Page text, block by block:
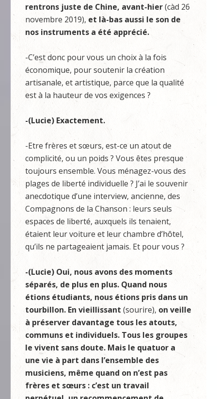
rentrons juste de Chine, avant-hier(càd 26
novembre 2019), et là-bas aussi le son de
nos instruments a été apprécié.
-C’est donc pour vous un choix à la fois
économique, pour soutenir la création
artisanale, et artistique, parce que la qualité
est à la hauteur de vos exigences ?
-(Lucie) Exactement.
-Etre frères et sœurs, est-ce un atout de
complicité, ou un poids ? Vous êtes presque
toujours ensemble. Vous ménagez-vous des
plages de liberté individuelle ? J’ai le souvenir
anecdotique d’une interview, ancienne, des
Compagnons de la Chanson : leurs seuls
espaces de liberté, auxquels ils tenaient,
étaient leur voiture et leur chambre d’hôtel,
qu’ils ne partageaient jamais. Et pour vous ?
-(Lucie) Oui, nous avons des moments
séparés, de plus en plus. Quand nous
étions étudiants, nous étions pris dans un
tourbillon. En vieillissant(sourire), on veille
à préserver davantage tous les atouts,
communs et individuels. Tous les groupes
le vivent sans doute. Mais le quatuor a
une vie à part dans l’ensemble des
musiciens, même quand on n’est pas
frères et sœurs : c’est un travail